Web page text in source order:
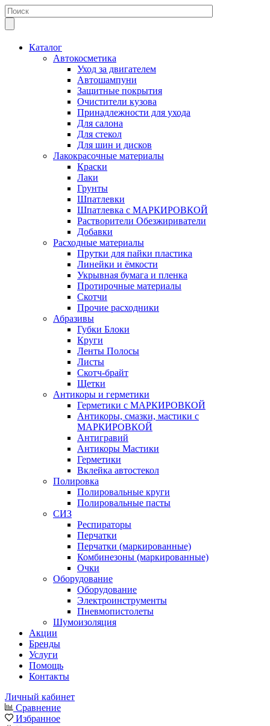
Каталог
Автокосметика
Уход за двигателем
Автошампуни
Защитные покрытия
Очистители кузова
Принадлежности для ухода
Для салона
Для стекол
Для шин и дисков
Лакокрасочные материалы
Краски
Лаки
Грунты
Шпатлевки
Шпатлевка с МАРКИРОВКОЙ
Растворители Обезжириватели
Добавки
Расходные материалы
Прутки для пайки пластика
Линейки и ёмкости
Укрывная бумага и пленка
Протирочные материалы
Скотчи
Прочие расходники
Абразивы
Губки Блоки
Круги
Ленты Полосы
Листы
Скотч-брайт
Щетки
Антикоры и герметики
Герметики с МАРКИРОВКОЙ
Антикоры, смазки, мастики с
МАРКИРОВКОЙ
Антигравий
Антикоры Мастики
Герметики
Вклейка автостекол
Полировка
Полировальные круги
Полировальные пасты
СИЗ
Респираторы
Перчатки
Перчатки (маркированные)
Комбинезоны (маркированные)
Очки
Оборудование
Оборудование
Электроинструменты
Пневмопистолеты
Шумоизоляция
Акции
Бренды
Услуги
Помощь
Контакты
Личный кабинет
Сравнение
Избранное